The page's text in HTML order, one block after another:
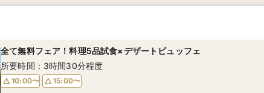
10:00〜 15:00〜
全て無料フェア！料理5品試食×デザートビュッフェ
所要時間：3時間30分程度
10:00〜 15:00〜